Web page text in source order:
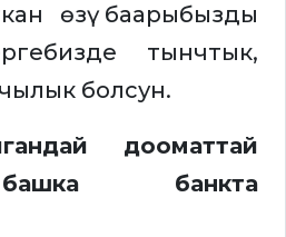
өзү баарыбызды
тынчтык,
болсун.
дооматтай
банкта